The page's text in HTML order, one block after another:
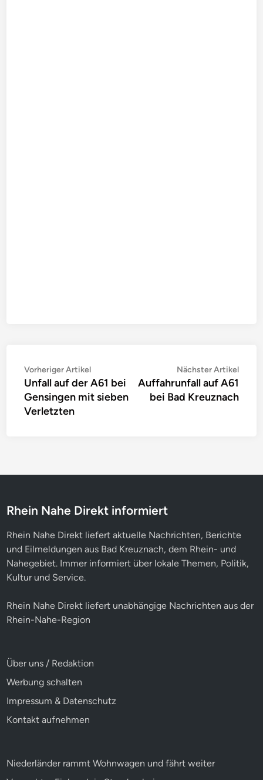
Beitragsnavigation
Vorheriger ArtikelVorheriger
Artikel:
Unfall auf der A61 bei
Gensingen mit sieben
Verletzten
Nächster Artikel
Auffahrunfall auf A61
bei Bad Kreuznach
Rhein Nahe Direkt informiert
Rhein Nahe Direkt liefert aktuelle Nachrichten, Berichte
und Eilmeldungen aus Bad Kreuznach, dem Rhein- und
Nahegebiet. Immer informiert über lokale Themen, Politik,
Kultur und Service.
Rhein Nahe Direkt liefert unabhängige Nachrichten aus der
Rhein-Nahe-Region
Über uns / Redaktion
Werbung schalten
Impressum & Datenschutz
Kontakt aufnehmen
Niederländer rammt Wohnwagen und fährt weiter